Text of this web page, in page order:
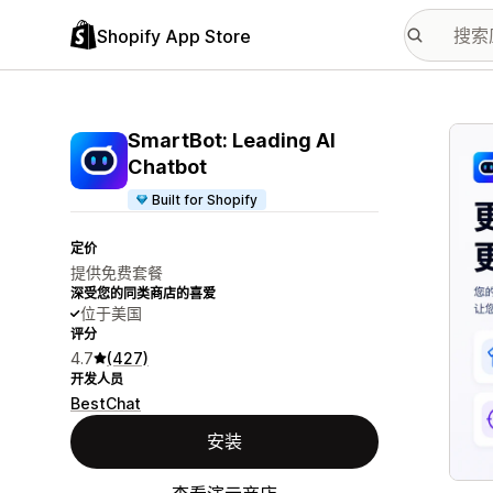
Shopify App Store
SmartBot: Leading AI
Chatbot
Built for Shopify
定价
提供免费套餐
深受您的同类商店的喜爱
位于美国
评分
4.7 (427)
开发人员
BestChat
安装
配图